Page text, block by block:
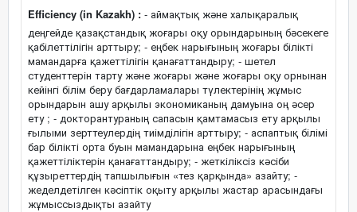
Efficiency (in Kazakh) : - аймақтық және халықаралық
деңгейде қазақстандық жоғары оқу орындарының бәсекеге
қабілеттілігін арттыру; - еңбек нарығының жоғары білікті
мамандарға қажеттілігін қанағаттандыру; - шетел
студенттерін тарту және жоғары және жоғары оқу орнынан
кейінгі білім беру бағдарламалары түлектерінің жұмыс
орындарын ашу арқылы экономиканың дамуына оң әсер
ету ; - докторантураның сапасын қамтамасыз ету арқылы
ғылыми зерттеулердің тиімділігін арттыру; - аспаптық білімі
бар білікті орта буын мамандарына еңбек нарығының
қажеттіліктерін қанағаттандыру; - жеткіліксіз кәсіби
құзыреттердің тапшылығын «тез қарқында» азайту; -
жеделдетілген кәсіптік оқыту арқылы жастар арасындағы
жұмыссыздықты азайту